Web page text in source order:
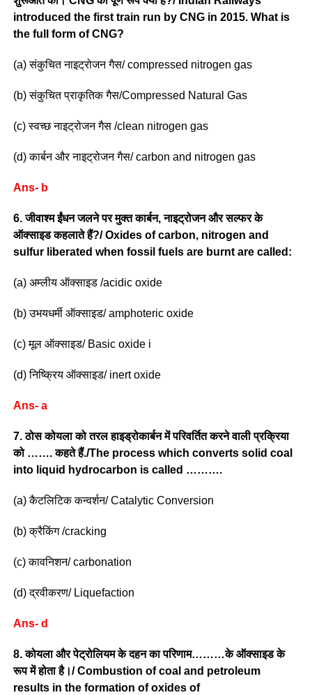
introduced the first train run by CNG in 2015. What is
the full form of CNG?
(a) संकुचित नाइट्रोजन गैस/ compressed nitrogen gas
(b) संकुचित प्राकृतिक गैस/Compressed Natural Gas
(c) स्वच्छ नाइट्रोजन गैस /clean nitrogen gas
(d) कार्बन और नाइट्रोजन गैस/ carbon and nitrogen gas
Ans- b
6. जीवाश्म ईंधन जलने पर मुक्त कार्बन, नाइट्रोजन और सल्फर के
ऑक्साइड कहलाते हैं?/ Oxides of carbon, nitrogen and
sulfur liberated when fossil fuels are burnt are called:
(a) अम्लीय ऑक्साइड /acidic oxide
(b) उभयधर्मी ऑक्साइड/ amphoteric oxide
(c) मूल ऑक्साइड/ Basic oxide i
(d) निष्क्रिय ऑक्साइड/ inert oxide
Ans- a
7. ठोस कोयला को तरल हाइड्रोकार्बन में परिवर्तित करने वाली प्रक्रिया
को ……. कहते हैं./The process which converts solid coal
into liquid hydrocarbon is called ……….
(a) कैटलिटिक कन्वर्शन/ Catalytic Conversion
(b) क्रैकिंग /cracking
(c) कावनिशन/ carbonation
(d) द्रवीकरण/ Liquefaction
Ans- d
8. कोयला और पेट्रोलियम के दहन का परिणाम………के ऑक्साइड के
रूप में होता है।/ Combustion of coal and petroleum
results in the formation of oxides of